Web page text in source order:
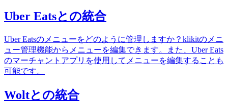
Uber Eatsとの統合
Uber Eatsのメニューをどのように管理しますか？klikitのメニ
ュー管理機能からメニューを編集できます。また、Uber Eats
のマーチャントアプリを使用してメニューを編集することも
可能です。
Woltとの統合